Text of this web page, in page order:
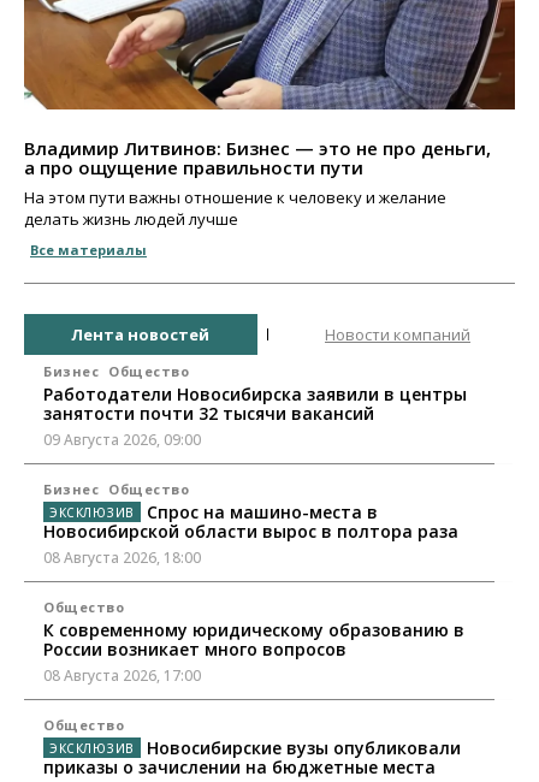
Владимир Литвинов: Бизнес — это не про деньги,
а про ощущение правильности пути
На этом пути важны отношение к человеку и желание
делать жизнь людей лучше
Все материалы
Лента новостей Новости компаний
Бизнес Общество
Работодатели Новосибирска заявили в центры
занятости почти 32 тысячи вакансий
09 Августа 2026, 09:00
Бизнес Общество
Спрос на машино-места в
Новосибирской области вырос в полтора раза
08 Августа 2026, 18:00
Общество
К современному юридическому образованию в
России возникает много вопросов
08 Августа 2026, 17:00
Общество
Новосибирские вузы опубликовали
приказы о зачислении на бюджетные места